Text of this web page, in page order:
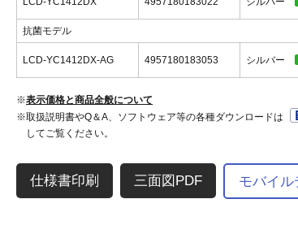
抗菌モデル
LCD-YC1412DX-AG 4957180183053 シルバー
※表示価格と商品全般について
※取扱説明書やQ＆A、ソフトウェア等の各種ダウンロードは
してご覧ください。
三面図PDF モバイル